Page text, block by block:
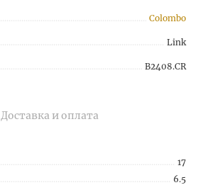
Colombo
Link
B2408.CR
Доставка и оплата
17
6.5